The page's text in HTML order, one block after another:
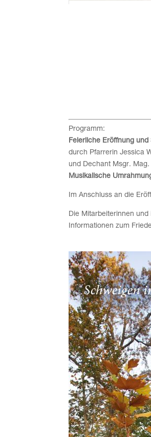
Programm:
Feierliche Eröffnung und
durch Pfarrerin Jessica
und Dechant Msgr.
Musikalische
Im Anschluss an die
Die Mitarbeiterinnen
Informationen zum